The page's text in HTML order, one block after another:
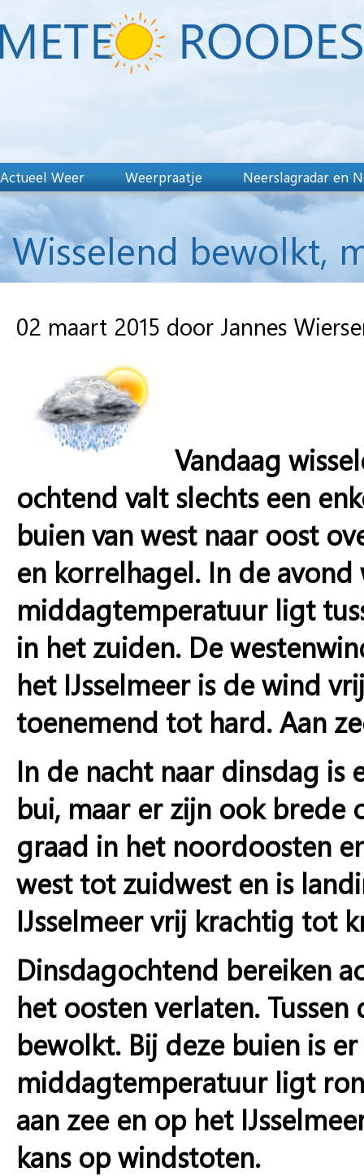
Actueel Weer Weerpraatje Neerslagradar en
Wisselend bewolkt,
02 maart 2015 door Jannes
Vandaag
ochtend valt slechts een
buien van west naar oost
en korrelhagel. In de
middagtemperatuur ligt
in het zuiden. De
het IJsselmeer is de wind
toenemend tot hard. Aan
In de nacht naar dinsdag is
bui, maar er zijn ook brede
graad in het noordoosten
west tot zuidwest en is
IJsselmeer vrij krachtig tot
Dinsdagochtend bereiken
het oosten verlaten.
bewolkt. Bij deze buien is
middagtemperatuur ligt
aan zee en op het
kans op windstoten.